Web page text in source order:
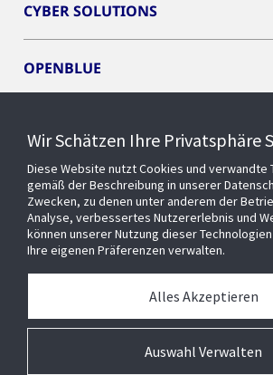
CYBER SOLUTIONS
OPENBLUE
EVENTS
Über uns
Wir Schätzen Ihre Privatsphäre
Diese Website nutzt Cookies und verwandte
gemäß der Beschreibung in unserer
Zwecken, zu denen unter anderem der
Analyse, verbessertes Nutzererlebnis und
können unserer Nutzung dieser
Ihre eigenen Präferenzen verwalten.
Auswahl Verwalten
Alles Akzeptieren